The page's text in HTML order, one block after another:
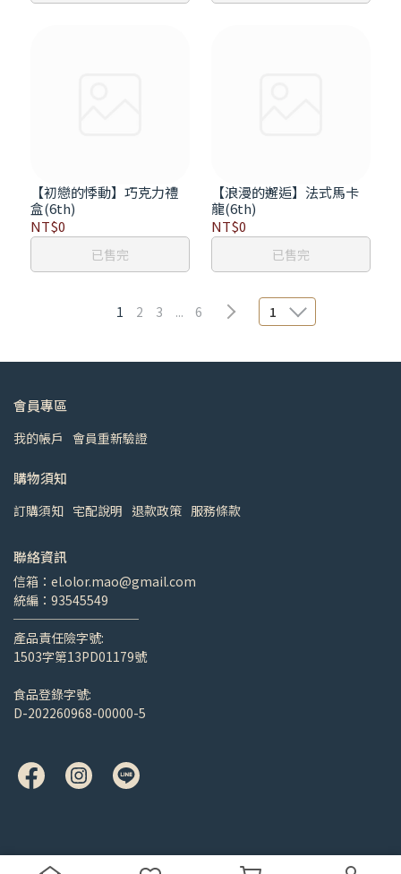
【初戀的悸動】巧克力禮
盒(6th)
NT$0
已售完
【浪漫的邂逅】法式馬卡
龍(6th)
NT$0
已售完
1 2 3 ... 6 1
會員專區
我的帳戶 會員重新驗證
購物須知
訂購須知 宅配說明 退款政策 服務條款
聯絡資訊
信箱：el.olor.mao@gmail.com
統編：93545549
──────────
產品責任險字號:
1503字第13PD01179號
食品登錄字號:
D-202260968-00000-5